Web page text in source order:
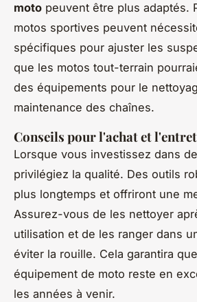
moto peuvent être plus adaptés.
motos sportives peuvent
spécifiques pour ajuster les
que les motos tout-terrain
des équipements pour le
maintenance des chaînes.
Conseils pour l'achat et
Lorsque vous investissez dans
privilégiez la qualité. Des outils
plus longtemps et offriront une
Assurez-vous de les nettoyer
utilisation et de les ranger dans
éviter la rouille. Cela garantira
équipement de moto reste en
les années à venir.